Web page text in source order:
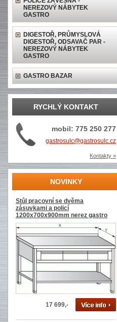
NEREZOVÝ NÁBYTEK
GASTRO
DIGESTOŘ, PRŮMYSLOVÁ
DIGESTOŘ, ODSAVAČ PAR -
NEREZOVÝ NÁBYTEK
GASTRO
GASTRO BAZAR
RYCHLÝ KONTAKT
mobil: 775 250 277
gastrosulc@gastrosulc.cz
Kontakty »
NOVINKY
Stůl pracovní se dvěma
zásuvkami a policí
1200x700x900mm nerez gastro
17 699,-